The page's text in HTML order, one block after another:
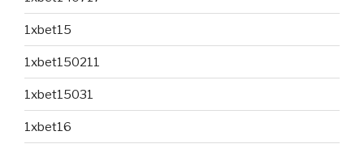
1xbet15
1xbet150211
1xbet15031
1xbet16